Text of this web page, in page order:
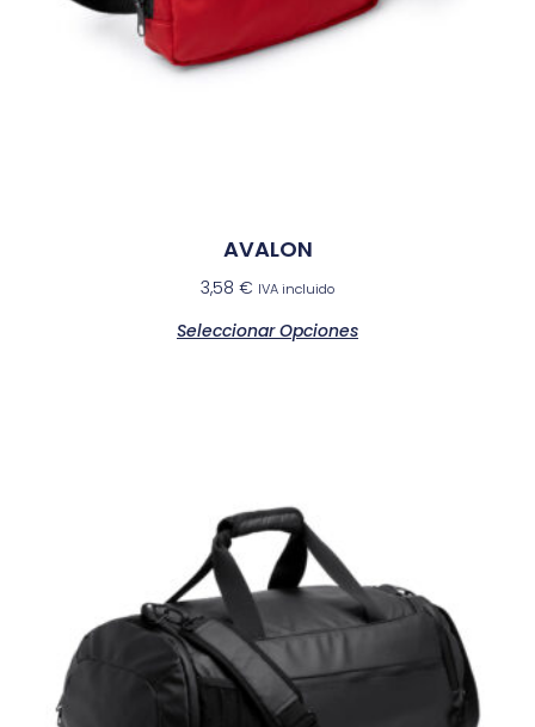
AVALON
3,58 € IVA incluido
Seleccionar Opciones